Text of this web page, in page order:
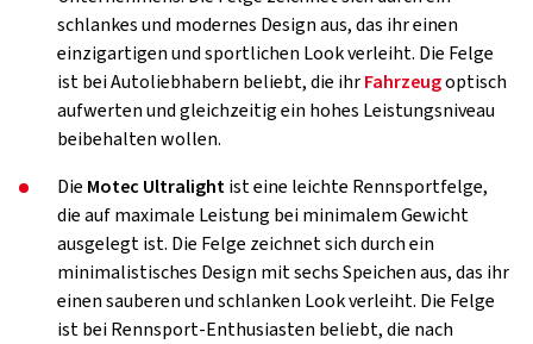
schlankes und modernes Design aus, das ihr einen
einzigartigen und sportlichen Look verleiht. Die Felge
ist bei Autoliebhabern beliebt, die ihrFahrzeugoptisch
aufwerten und gleichzeitig ein hohes Leistungsniveau
beibehalten wollen.
Die Motec Ultralightist eine leichte Rennsportfelge,
die auf maximale Leistung bei minimalem Gewicht
ausgelegt ist. Die Felge zeichnet sich durch ein
minimalistisches Design mit sechs Speichen aus, das ihr
einen sauberen und schlanken Look verleiht. Die Felge
ist bei Rennsport-Enthusiasten beliebt, die nach